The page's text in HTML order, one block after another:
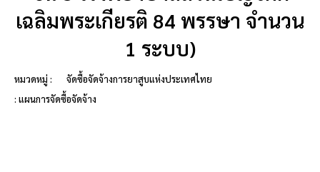
เฉลิมพระเกียรติ 84 พรรษา จำนวน
1 ระบบ)
หมวดหมู่ :
จัดซื้อจัดจ้างการยาสูบแห่งประเทศไทย
: แผนการจัดซื้อจัดจ้าง